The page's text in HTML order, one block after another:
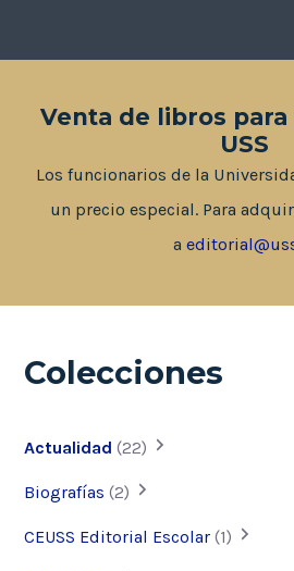
Venta de libros
USS
Los funcionarios de la
un precio especial. Para
a
Colecciones
Actualidad(22)
Biografías(2)
CEUSS Editorial Escolar(1)